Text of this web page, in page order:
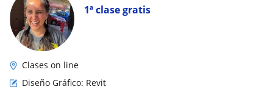
1ª clase gratis
Clases on line
Diseño Gráfico: Revit